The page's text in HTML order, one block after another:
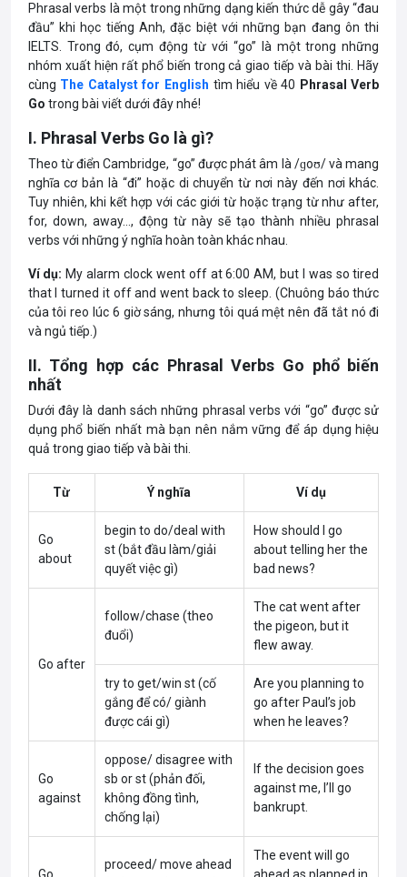
Phrasal verbs là một trong những dạng kiến thức dễ gây “đau
đầu” khi học tiếng Anh, đặc biệt với những bạn đang ôn thi
IELTS. Trong đó, cụm động từ với “go” là một trong những
nhóm xuất hiện rất phổ biến trong cả giao tiếp và bài thi. Hãy
cùng The Catalyst for English tìm hiểu về 40 Phrasal Verb
Go trong bài viết dưới đây nhé!
I. Phrasal Verbs Go là gì?
Theo từ điển Cambridge, “go” được phát âm là /ɡoʊ/ và mang
nghĩa cơ bản là “đi” hoặc di chuyển từ nơi này đến nơi khác.
Tuy nhiên, khi kết hợp với các giới từ hoặc trạng từ như after,
for, down, away…, động từ này sẽ tạo thành nhiều phrasal
verbs với những ý nghĩa hoàn toàn khác nhau.
Ví dụ: My alarm clock went off at 6:00 AM, but I was so tired
that I turned it off and went back to sleep. (Chuông báo thức
của tôi reo lúc 6 giờ sáng, nhưng tôi quá mệt nên đã tắt nó đi
và ngủ tiếp.)
II. Tổng hợp các Phrasal Verbs Go phổ biến
nhất
Dưới đây là danh sách những phrasal verbs với “go” được sử
dụng phổ biến nhất mà bạn nên nắm vững để áp dụng hiệu
quả trong giao tiếp và bài thi.
Từ Ý nghĩa Ví dụ
Go
about
begin to do/deal with
st (bắt đầu làm/giải
quyết việc gì)
How should I go
about telling her the
bad news?
Go after
follow/chase (theo
đuổi)
The cat went after
the pigeon, but it
flew away.
try to get/win st (cố
gắng để có/ giành
được cái gì)
Are you planning to
go after Paul’s job
when he leaves?
Go
against
oppose/ disagree with
sb or st (phản đối,
không đồng tình,
chống lại)
If the decision goes
against me, I’ll go
bankrupt.
proceed/ move ahead
The event will go